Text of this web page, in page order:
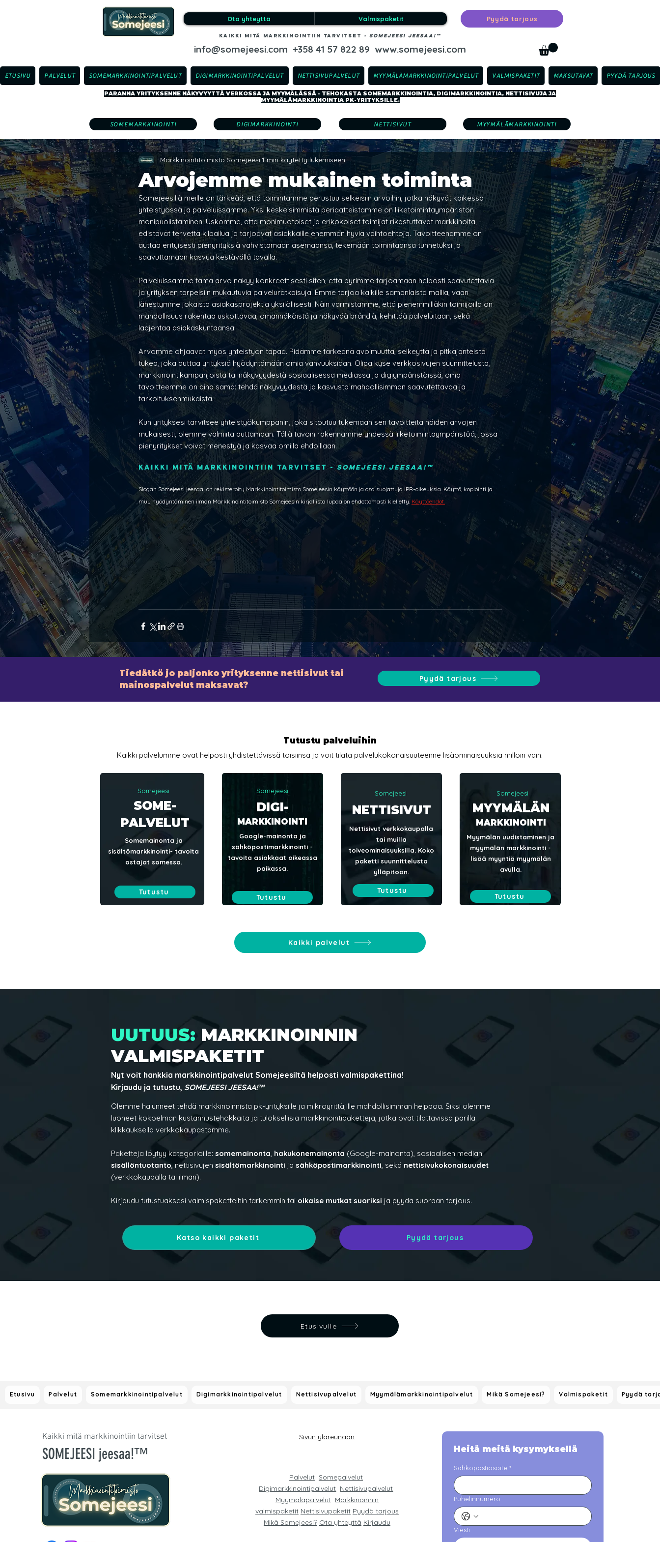
Ota yhteyttä Valmispaketit Pyydä tarjous
Kaikki mitä markkinointiin tarvitset -​ SOMEJEESI JEESAA!™
info@somejeesi.com +358 41 57 822 89 www.somejeesi.com
ETUSIVU PALVELUT SOMEMARKKINOINTIPALVELUT DIGIMARKKINOINTIPALVELUT NETTISIVUPALVELUT MYYMÄLÄMARKKINOINTIPALVELUT VALMISPAKETIT MAKSUTAVAT PYYDÄ TARJOUS
PARANNA YRITYKSENNE NÄKYVYYTTÄ VERKOSSA JA MYYMÄLÄSSÄ - TEHOKASTA SOMEMARKKINOINTIA, DIGIMARKKINOINTIA, NETTISIVUJA JA
MYYMÄLÄMARKKINOINTIA PK-YRITYKSILLE.
SOMEMARKKINOINTI DIGIMARKKINOINTI NETTISIVUT MYYMÄLÄMARKKINOINTI
Arvojemme mukainen toiminta
Markkinointitoimisto Somejeesi 1 min käytetty lukemiseen
Somejeesillä meille on tärkeää, että toimintamme perustuu selkeisiin arvoihin, jotka näkyvät kaikessa
yhteistyössä ja palveluissamme. Yksi keskeisimmistä periaatteistamme on liiketoimintaympäristön
monipuolistaminen. Uskomme, että monimuotoiset ja erikokoiset toimijat rikastuttavat markkinoita,
edistävät tervettä kilpailua ja tarjoavat asiakkaille enemmän hyviä vaihtoehtoja. Tavoitteenamme on
auttaa erityisesti pienyrityksiä vahvistamaan asemaansa, tekemään toimintaansa tunnetuksi ja
saavuttamaan kasvua kestävällä tavalla.
Palveluissamme tämä arvo näkyy konkreettisesti siten, että pyrimme tarjoamaan helposti saavutettavia
ja yrityksen tarpeisiin mukautuvia palveluratkaisuja. Emme tarjoa kaikille samanlaista mallia, vaan
lähestymme jokaista asiakasprojektia yksilöllisesti. Näin varmistamme, että pienemmilläkin toimijoilla on
mahdollisuus rakentaa uskottavaa, omannäköistä ja näkyvää brändiä, kehittää palveluitaan, sekä
laajentaa asiakaskuntaansa.
Arvomme ohjaavat myös yhteistyön tapaa. Pidämme tärkeänä avoimuutta, selkeyttä ja pitkäjänteistä
tukea, joka auttaa yrityksiä hyödyntämään omia vahvuuksiaan. Olipa kyse verkkosivujen suunnittelusta,
markkinointikampanjoista tai näkyvyydestä sosiaalisessa mediassa ja digiympäristöissä, oma
tavoitteemme on aina sama: tehdä näkyvyydestä ja kasvusta mahdollisimman saavutettavaa ja
tarkoituksenmukaista.
Kun yrityksesi tarvitsee yhteistyökumppanin, joka sitoutuu tukemaan sen tavoitteita näiden arvojen
mukaisesti, olemme valmiita auttamaan. Tällä tavoin rakennamme yhdessä liiketoimintaympäristöä, jossa
pienyritykset voivat menestyä ja kasvaa omilla ehdoillaan.
Kaikki mitä markkinointiin tarvitset -​ SOMEJEESI JEESAA!™
Slogan Somejeesi jeesaa! on rekisteröity Markkinointitoimisto Somejeesin käyttöön ja osa suojattuja IPR-oikeuksia. Käyttö, kopiointi ja
muu hyödyntäminen ilman Markkinointitoimisto Somejeesin kirjallista lupaa on ehdottomasti kielletty. Käyttöehdot.
Tiedätkö jo paljonko yrityksenne nettisivut tai
mainospalvelut maksavat?
Pyydä tarjous
Tutustu palveluihin
Kaikki palvelumme ovat helposti yhdistettävissä toisiinsa ja voit tilata palvelukokonaisuuteenne lisäominaisuuksia milloin vain.
SOME-
PALVELUT
Somejeesi
Tutustu
Somemainonta ja
sisältömarkkinointi- tavoita
ostajat somessa.
DIGI-
MARKKINOINTI
Google-mainonta ja
sähköpostimarkkinointi -
tavoita asiakkaat oikeassa
paikassa.
Tutustu
Somejeesi
Nettisivut verkkokaupalla
tai muilla
toiveominaisuuksilla. Koko
paketti suunnittelusta
ylläpitoon.
NETTISIVUT
Tutustu
Somejeesi
MYYMÄLÄN
MARKKINOINTI
Myymälän uudistaminen ja
myymälän markkinointi -
lisää myyntiä myymälän
avulla.
Tutustu
Somejeesi
Kaikki palvelut
UUTUUS: MARKKINOINNIN
VALMISPAKETIT
Nyt voit hankkia markkinointipalvelut Somejeesiltä helposti valmispakettina!
Kirjaudu ja tutustu, SOMEJEESI JEESAA!™
Olemme halunneet tehdä markkinoinnista pk-yrityksille ja mikroyrittäjille mahdollisimman helppoa. Siksi olemme
luoneet kokoelman kustannustehokkaita ja tuloksellisia markkinointipaketteja, jotka ovat tilattavissa parilla
klikkauksella verkkokaupastamme.
Paketteja löytyy kategorioille: somemainonta, hakukonemainonta (Google-mainonta), sosiaalisen median
sisällöntuotanto, nettisivujen sisältömarkkinointi ja sähköpostimarkkinointi, sekä nettisivukokonaisuudet
(verkkokaupalla tai ilman).​
Kirjaudu tutustuaksesi valmispaketteihin tarkemmin tai oikaise mutkat suoriksi ja pyydä suoraan tarjous.
Katso kaikki paketit Pyydä tarjous
Etusivulle
Etusivu Palvelut Somemarkkinointipalvelut Digimarkkinointipalvelut Nettisivupalvelut Myymälämarkkinointipalvelut Mikä Somejeesi? Valmispaketit Pyydä
Kaikki mitä markkinointiin tarvitset
SOMEJEESI jeesaa!™
Sivun yläreunaan
Palvelut Somepalvelut
Digimarkkinointipalvelut Nettisivupalvelut
Myymäläpalvelut Markkinoinnin
valmispaketit Nettisivupaketit Pyydä tarjous
Mikä Somejeesi? Ota yhteyttä Kirjaudu
Heitä meitä kysymyksellä
Sähköpostiosoite *
Puhelinnumero
Viesti